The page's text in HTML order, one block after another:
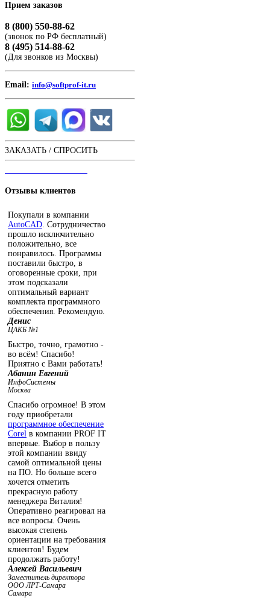
Прием заказов
8 (800) 550-88-62
(звонок по РФ бесплатный)
8 (495) 514-88-62
(Для звонков из Москвы)
Email: info@softprof-it.ru
ЗАКАЗАТЬ / СПРОСИТЬ
Отзывы клиентов
Покупали в компании
AutoCAD . Сотрудничество
прошло исключительно
положительно, все
понравилось. Программы
поставили быстро, в
оговоренные сроки, при
этом подсказали
оптимальный вариант
комплекта программного
обеспечения. Рекомендую.
Денис
ЦАКБ №1
Быстро, точно, грамотно -
во всём! Спасибо!
Приятно с Вами работать!
Абанин Евгений
ИнфоСистемы
Москва
Спасибо огромное! В этом
году приобретали
программное обеспечение
Corel в компании PROF IT
впервые. Выбор в пользу
этой компании ввиду
самой оптимальной цены
на ПО. Но больше всего
хочется отметить
прекрасную работу
менеджера Виталия!
Оперативно реагировал на
все вопросы. Очень
высокая степень
ориентации на требования
клиентов! Будем
продолжать работу!
Алексей Васильевич
Заместитель директора
ООО ЛРТ-Самара
Самара